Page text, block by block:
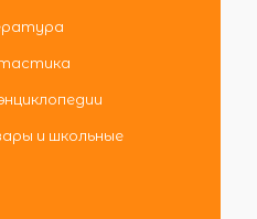
и школьные